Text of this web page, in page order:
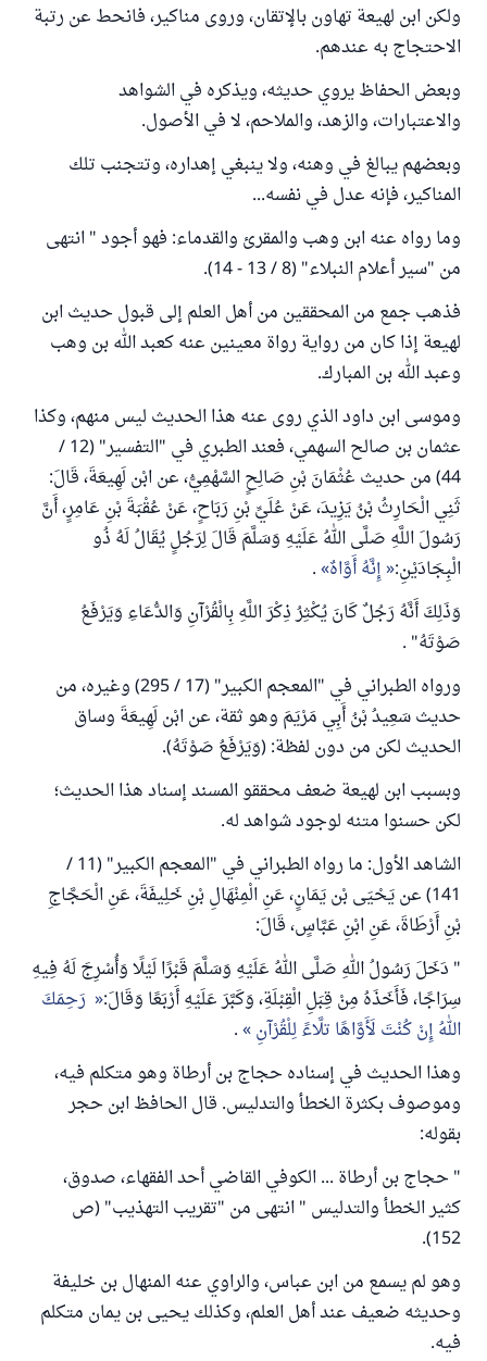
ولكن ابن لهيعة تهاون بالإتقان، وروى مناكير، فانحط عن رتبة
الاحتجاج به عندهم.
وبعض الحفاظ يروي حديثه، ويذكره في الشواهد
والاعتبارات، والزهد، والملاحم، لا في الأصول.
وبعضهم يبالغ في وهنه، ولا ينبغي إهداره، وتتجنب تلك
المناكير، فإنه عدل في نفسه...
وما رواه عنه ابن وهب والمقرئ والقدماء: فهو أجود " انتهى
من "سير أعلام النبلاء" (8 / 13 - 14).
فذهب جمع من المحققين من أهل العلم إلى قبول حديث ابن
لهيعة إذا كان من رواية رواة معينين عنه كعبد الله بن وهب
وعبد الله بن المبارك.
وموسى ابن داود الذي روى عنه هذا الحديث ليس منهم، وكذا
عثمان بن صالح السهمي، فعند الطبري في "التفسير" (12 /
44) من حديث عُثْمَانَ بْنِ صَالِحٍ السَّهْمِيُّ، عن ابْن لَهِيعَةَ، قَالَ:
ثَنِي الْحَارِثُ بْنُ يَزِيدَ، عَنْ عُلَيِّ بْنِ رَبَاحٍ، عَنْ عُقْبَةَ بْنِ عَامِرٍ، أَنَّ
رَسُولَ اللَّهِ صَلَّى اللهُ عَلَيْهِ وَسَلَّمَ قَالَ لِرَجُلٍ يُقَالُ لَهُ ذُو
الْبِجَادَيْنِ: إِنَّهُ أَوَّاهٌ .
وَذَلِكَ أَنَّهُ رَجُلٌ كَانَ يُكْثِرُ ذِكْرَ اللَّهِ بِالْقُرْآنِ وَالدُّعَاءِ وَيَرْفَعُ
صَوْتَهُ" .
ورواه الطبراني في "المعجم الكبير" (17 / 295) وغيره، من
حديث سَعِيدُ بْنُ أَبِي مَرْيَمَ وهو ثقة، عن ابْن لَهِيعَةَ وساق
الحديث لكن من دون لفظة: (وَيَرْفَعُ صَوْتَهُ).
وبسبب ابن لهيعة ضعف محققو المسند إسناد هذا الحديث؛
لكن حسنوا متنه لوجود شواهد له.
الشاهد الأول: ما رواه الطبراني في "المعجم الكبير" (11 /
141) عن يَحْيَى بْن يَمَانٍ، عَنِ الْمِنْهَالِ بْنِ خَلِيفَةَ، عَنِ الْحَجَّاجِ
بْنِ أَرْطَاةَ، عَنِ ابْنِ عَبَّاسٍ، قَالَ:
" دَخَلَ رَسُولُ اللهِ صَلَّى اللهُ عَلَيْهِ وَسَلَّمَ قَبْرًا لَيْلًا وَأُسْرِجَ لَهُ فِيهِ
سِرَاجًا، فَأَخَذَهُ مِنْ قِبَلِ الْقِبْلَةِ، وَكَبَّرَ عَلَيْهِ أَرْبَعًا وَقَالَ: رَحِمَكَ
اللهُ إِنْ كُنْتَ لَأَوَّاهًا تلَّاءً لِلْقُرْآنِ .
وهذا الحديث في إسناده حجاج بن أرطاة وهو متكلم فيه،
وموصوف بكثرة الخطأ والتدليس. قال الحافظ ابن حجر
بقوله:
" حجاج بن أرطاة ... الكوفي القاضي أحد الفقهاء، صدوق،
كثير الخطأ والتدليس " انتهى من "تقريب التهذيب" (ص
152).
وهو لم يسمع من ابن عباس، والراوي عنه المنهال بن خليفة
وحديثه ضعيف عند أهل العلم، وكذلك يحيى بن يمان متكلم
فيه.